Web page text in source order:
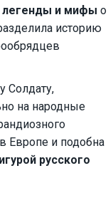
и мифы о
историю
Солдату,
на народные
Европе и подобна
русского